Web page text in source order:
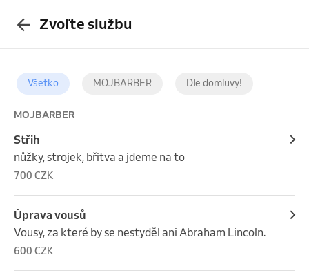
Zvoľte službu
Všetko MOJBARBER Dle domluvy!
MOJBARBER
Střih
nůžky, strojek, břitva a jdeme na to
700 CZK
Úprava vousů
Vousy, za které by se nestyděl ani Abraham Lincoln.
600 CZK